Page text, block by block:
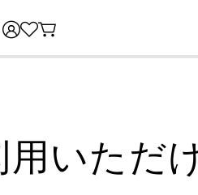
いただ